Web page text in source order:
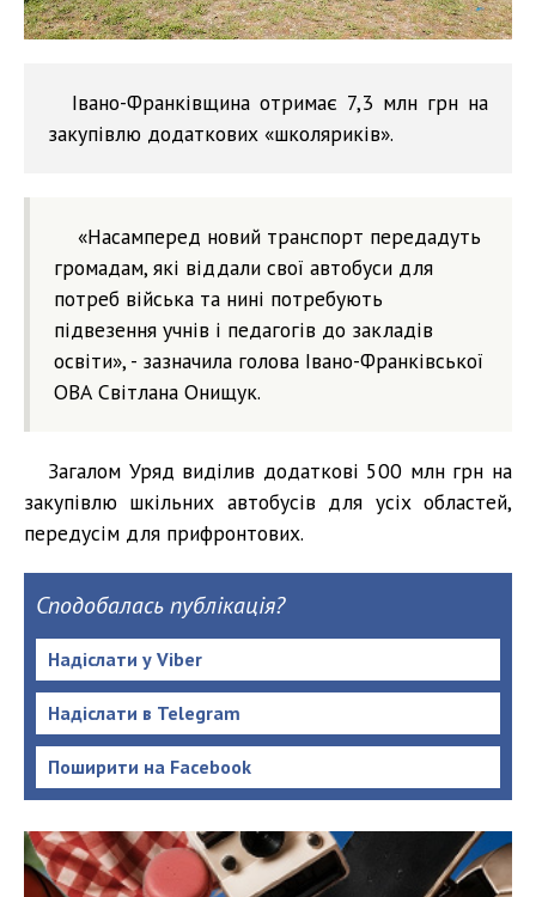
Івано-Франківщина отримає 7,3 млн грн на
закупівлю додаткових «школяриків».
«Насамперед новий транспорт передадуть
громадам, які віддали свої автобуси для
потреб війська та нині потребують
підвезення учнів і педагогів до закладів
освіти», - зазначила голова Івано-Франківської
ОВА Світлана Онищук.
Загалом Уряд виділив додаткові 500 млн грн на
закупівлю шкільних автобусів для усіх областей,
передусім для прифронтових.
Сподобалась публікація?
Надіслати у Viber
Надіслати в Telegram
Поширити на Facebook